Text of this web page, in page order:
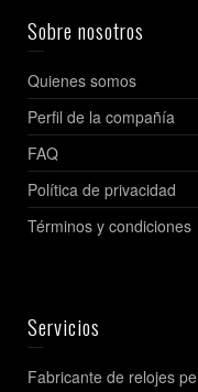
Sobre nosotros
Quienes somos
Perfil de la compañía
FAQ
Política de privacidad
Términos y condiciones
Servicios
Fabricante de relojes